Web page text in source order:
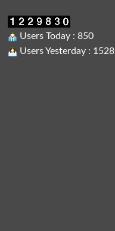
Users Today : 850
Users Yesterday : 1528